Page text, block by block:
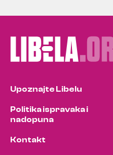
Upoznajte Libelu
Politika ispravaka i
nadopuna
Kontakt